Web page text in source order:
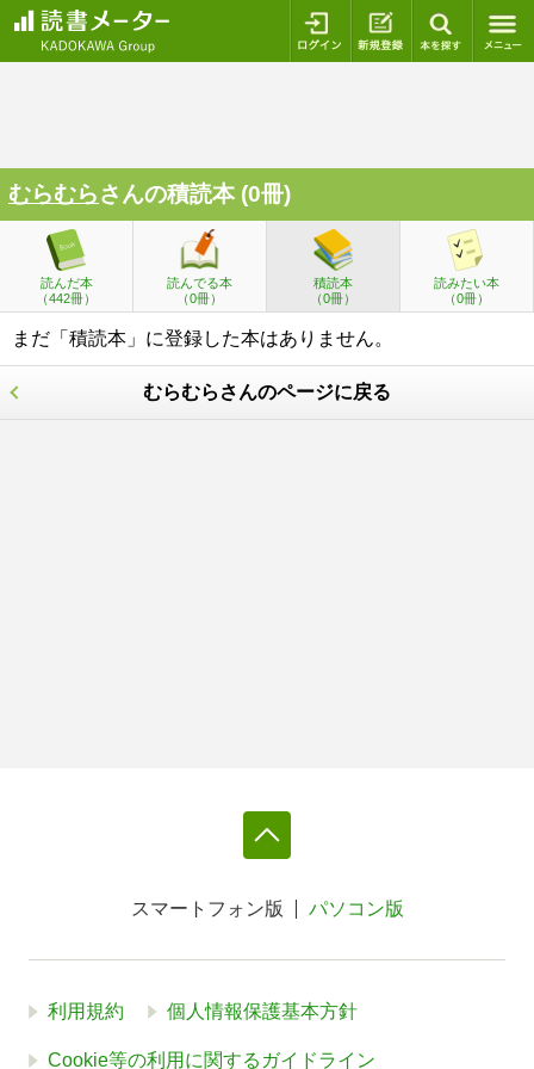
ログイン 新規登録
むらむらさんの積読本 (0冊)
読んだ本
（442冊）
読んでる本
（0冊）
積読本
（0冊）
読みたい本
（0冊）
まだ「積読本」に登録した本はありません。
むらむらさんのページに戻る
スマートフォン版 パソコン版
利用規約 個人情報保護基本方針
Cookie等の利用に関するガイドライン